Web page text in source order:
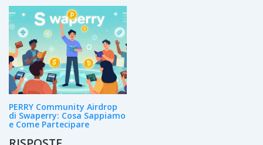
PERRY Community Airdrop
di Swaperry: Cosa Sappiamo
e Come Partecipare